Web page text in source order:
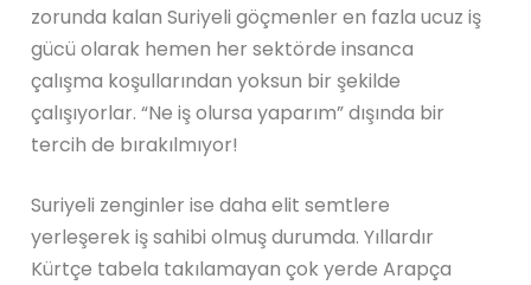
zorunda kalan Suriyeli göçmenler en fazla ucuz iş
gücü olarak hemen her sektörde insanca
çalışma koşullarından yoksun bir şekilde
çalışıyorlar. “Ne iş olursa yaparım” dışında bir
tercih de bırakılmıyor!
Suriyeli zenginler ise daha elit semtlere
yerleşerek iş sahibi olmuş durumda. Yıllardır
Kürtçe tabela takılamayan çok yerde Arapça